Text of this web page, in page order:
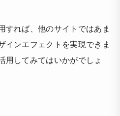
すれば、他のサイトではあま
インエフェクトを実現できま
用してみてはいかがでしょ